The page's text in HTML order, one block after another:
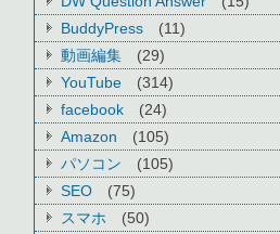
BuddyPress
(11)
動画編集
(29)
YouTube
(314)
facebook
(24)
Amazon
(105)
パソコン
(105)
SEO
(75)
スマホ
(50)